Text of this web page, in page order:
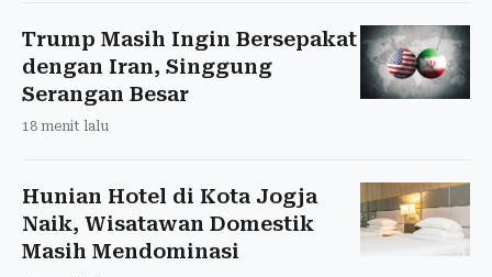
Trump Masih Ingin Bersepakat
dengan Iran, Singgung
Serangan Besar
18 menit lalu
Hunian Hotel di Kota Jogja
Naik, Wisatawan Domestik
Masih Mendominasi